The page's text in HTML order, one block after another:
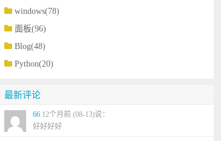
windows(78)
面板(96)
Blog(48)
Python(20)
最新评论
66 12个月前 (08-13)说：
好好好好